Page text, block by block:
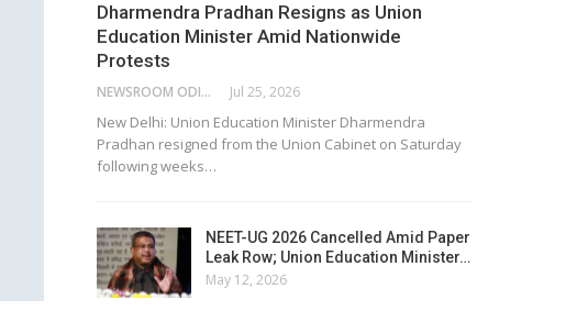
Dharmendra Pradhan Resigns as Union
Education Minister Amid Nationwide
Protests
NEWSROOM ODISHA NETWORK Jul 25, 2026
New Delhi: Union Education Minister Dharmendra
Pradhan resigned from the Union Cabinet on Saturday
following weeks…
NEET-UG 2026 Cancelled Amid Paper
Leak Row; Union Education Minister…
May 12, 2026